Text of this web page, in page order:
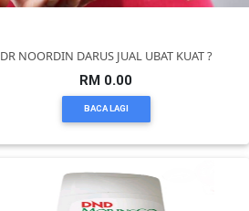
DR NOORDIN DARUS JUAL UBAT KUAT ?
RM 0.00
BACA LAGI